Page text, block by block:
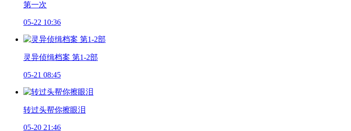
第一次
05-22 10:36
灵异侦缉档案 第1-2部
05-21 08:45
转过头帮你擦眼泪
05-20 21:46